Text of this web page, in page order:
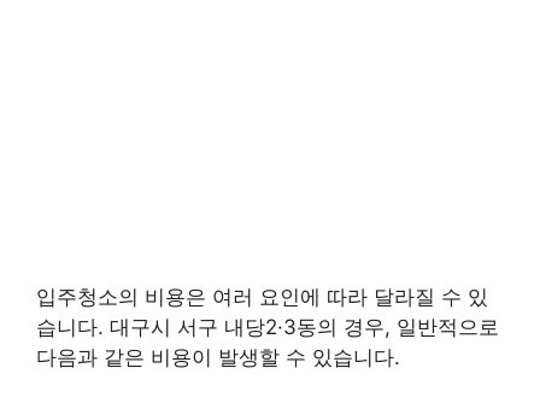
입주청소의 비용은 여러 요인에 따라 달라질 수 있
습니다. 대구시 서구 내당2·3동의 경우, 일반적으로
다음과 같은 비용이 발생할 수 있습니다.